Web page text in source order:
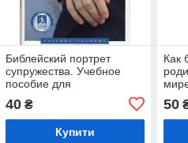
Библейский портрет
супружества. Учебное
пособие для
40₴
Купити
Как
50